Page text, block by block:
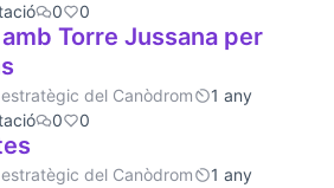
0 0
Torre Jussana per
del Canòdrom
1 any
0 0
del Canòdrom
1 any